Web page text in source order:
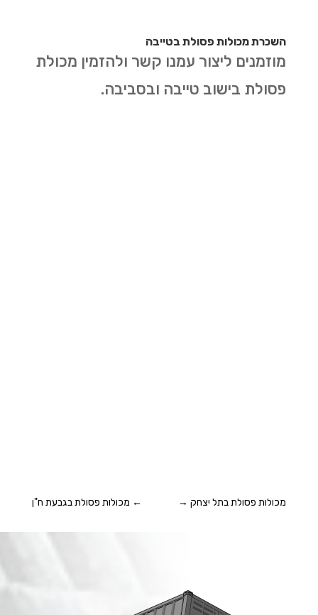
השכרת מכולות פסולת בטייבה
מוזמנים ליצור עמנו קשר ולהזמין מכולת
פסולת בישוב טייבה ובסביבה.
← מכולות פסולת בגבעת ח"ן מכולות פסולת בתל יצחק→